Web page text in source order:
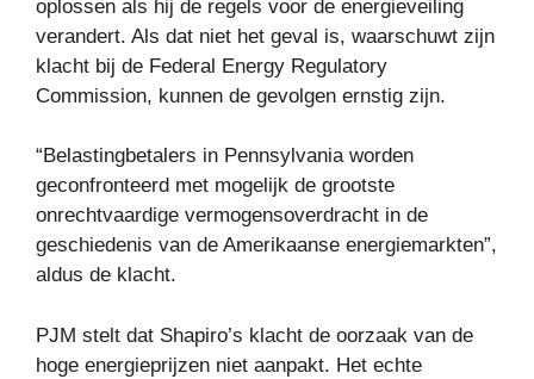
oplossen als hij de regels voor de energieveiling
verandert. Als dat niet het geval is, waarschuwt zijn
klacht bij de Federal Energy Regulatory
Commission, kunnen de gevolgen ernstig zijn.
“Belastingbetalers in Pennsylvania worden
geconfronteerd met mogelijk de grootste
onrechtvaardige vermogensoverdracht in de
geschiedenis van de Amerikaanse energiemarkten”,
aldus de klacht.
PJM stelt dat Shapiro’s klacht de oorzaak van de
hoge energieprijzen niet aanpakt. Het echte